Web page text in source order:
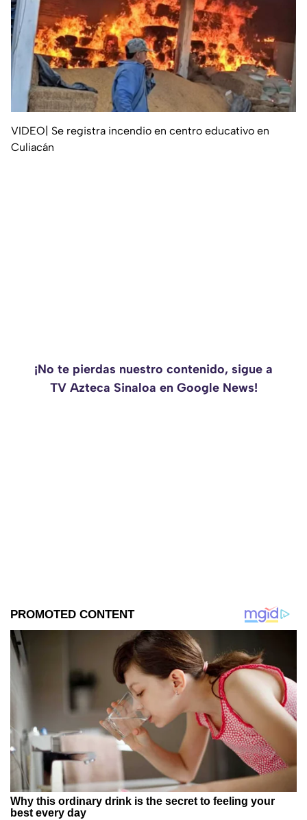
VIDEO| Se registra incendio en centro educativo en
Culiacán
¡No te pierdas nuestro contenido, sigue a
TV Azteca Sinaloa en Google News!